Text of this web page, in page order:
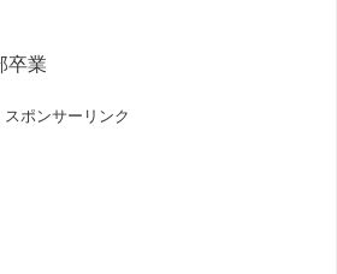
卒業
スポンサーリンク